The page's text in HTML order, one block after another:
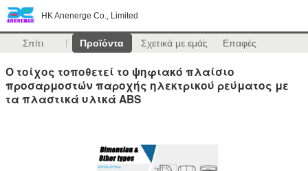
HK Anenerge Co., Limited
Σπίτι Προϊόντα Σχετικά με εμάς Επαφές
Ο τοίχος τοποθετεί το ψηφιακό πλαίσιο
προσαρμοστών παροχής ηλεκτρικού ρεύματος με
τα πλαστικά υλικά ABS